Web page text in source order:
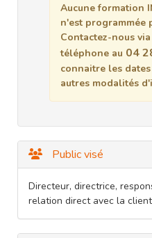
Aucune formation
n'est programmée
Contactez-nous
téléphone au 04
connaitre les
autres modalités
Public visé
Directeur, directrice,
relation direct avec la